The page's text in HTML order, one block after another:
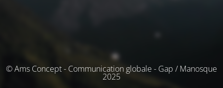
© Ams Concept - Communication globale - Gap / Manosque
2025